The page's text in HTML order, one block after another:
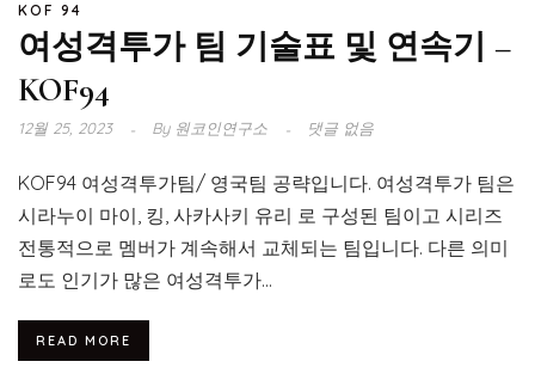
KOF 94
여성격투가 팀 기술표 및 연속기 –
KOF94
12월 25, 2023 By원코인연구소 댓글 없음
KOF94 여성격투가팀/ 영국팀 공략입니다. 여성격투가 팀은
시라누이 마이, 킹, 사카사키 유리 로 구성된 팀이고 시리즈
전통적으로 멤버가 계속해서 교체되는 팀입니다. 다른 의미
로도 인기가 많은 여성격투가...
READ MORE